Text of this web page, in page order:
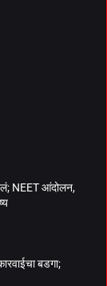
NEET आंदोलन,
बडगा;